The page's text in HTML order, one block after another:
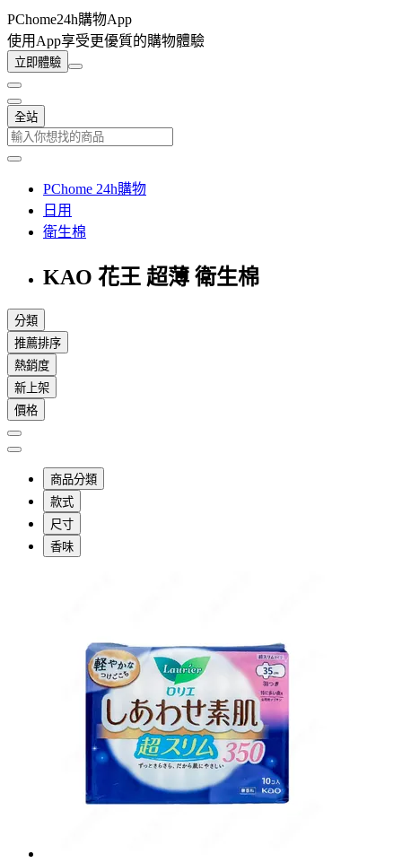
PChome24h購物App
使用App享受更優質的購物體驗
立即體驗
全站
PChome 24h購物
日用
衛生棉
KAO 花王 超薄 衛生棉
分類
推薦排序
熱銷度
新上架
價格
商品分類
款式
尺寸
香味